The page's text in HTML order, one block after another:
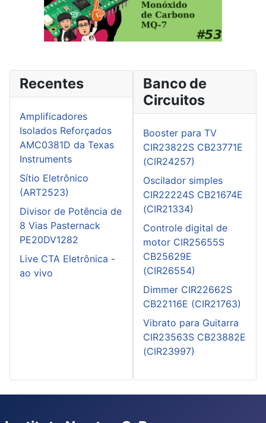
Recentes
Amplificadores
Isolados Reforçados
AMC0381D da Texas
Instruments
Sítio Eletrônico
(ART2523)
Divisor de Potência de
8 Vias Pasternack
PE20DV1282
Live CTA Eletrônica -
ao vivo
Banco de
Circuitos
Booster para TV
CIR23822S CB23771E
(CIR24257)
Oscilador simples
CIR22224S CB21674E
(CIR21334)
Controle digital de
motor CIR25655S
CB25629E
(CIR26554)
Dimmer CIR22662S
CB22116E (CIR21763)
Vibrato para Guitarra
CIR23563S CB23882E
(CIR23997)